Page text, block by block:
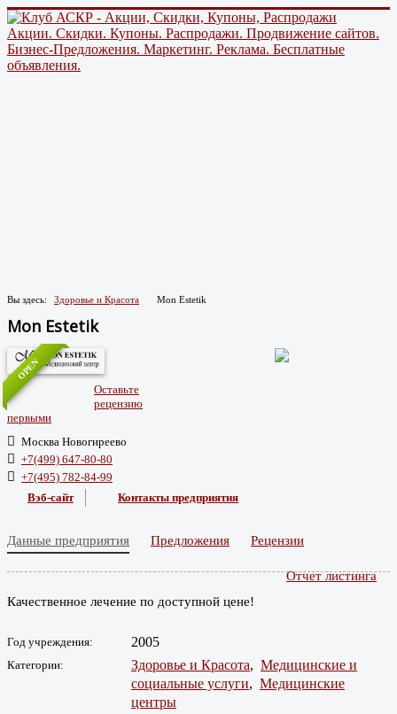
Акции. Скидки. Купоны. Распродажи. Продвижение сайтов.
Бизнес-Предложения. Маркетинг. Реклама. Бесплатные
объявления.
Вы здесь: Здоровье и Красота Mon Estetik
Mon Estetik
OPEN
Оставьте
рецензию
первыми
Москва Новогиреево
+7(499) 647-80-80
+7(495) 782-84-99
Вэб-сайт
Контакты предприятия
Данные предприятия Предложения Рецензии
Отчет листинга
Качественное лечение по доступной цене!
Год учреждения: 2005
Категории: Здоровье и Красота, Медицинские и
социальные услуги, Медицинские
центры